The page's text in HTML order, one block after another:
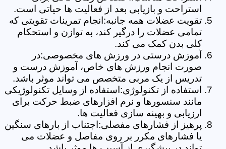
استراحت و بازیابی بعد از فعالیت ها حیاتی است.
تقویت عضلات همه جانبه:انجام تمرینات تقویتی که
تمامی عضلات را درگیر کند، به توازن و استحکام
کلی بدن کمک می کند.
آموزش درستی در ورزش های مخصوصی:در
صورت انجام ورزش های خاص، آموزش درست و
تدریس از یک مربی متخصص می تواند موثر باشد.
استفاده از تکنولوژی:استفاده از وسایل تکنولوژیکی
مانند سنسورها و نرم افزارهای ضبط حرکت برای
ارزیابی و بهینه سازی فعالیت ها.
پرهیز از فشارهای مفصلی:اجتناب از بارهای سنگین
یا فشارهای مکرر بر روی مفاصل و عضلات می